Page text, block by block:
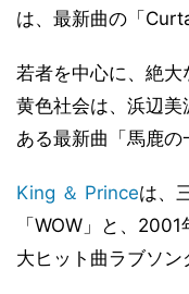
は、最新曲の「
若者を中心に、絶
黄色社会は、浜辺
ある最新曲「馬鹿の
King ＆ Princeは、
「WOW」と、
大ヒット曲ラブソン